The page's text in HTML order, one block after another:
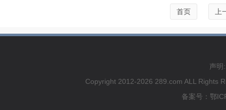
失灵魂解忧，与山下故人叙旧。快来28
首页 上
声明
Copyright 2012-2026 289.com ALL Rights
备案号：鄂